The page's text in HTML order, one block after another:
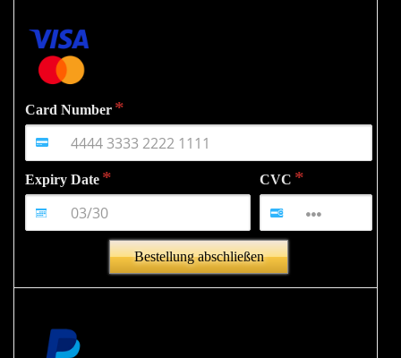
Card Number
Expiry Date CVC
Bestellung abschließen